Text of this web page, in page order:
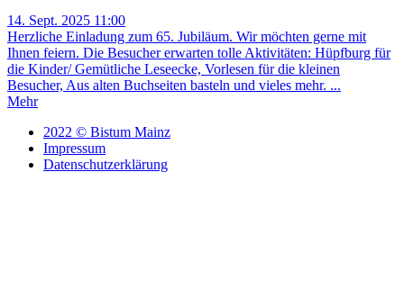
14. Sept. 2025 11:00
Herzliche Einladung zum 65. Jubiläum. Wir möchten gerne mit
Ihnen feiern. Die Besucher erwarten tolle Aktivitäten: Hüpfburg für
die Kinder/ Gemütliche Leseecke, Vorlesen für die kleinen
Besucher, Aus alten Buchseiten basteln und vieles mehr. ...
Mehr
2022 © Bistum Mainz
Impressum
Datenschutzerklärung